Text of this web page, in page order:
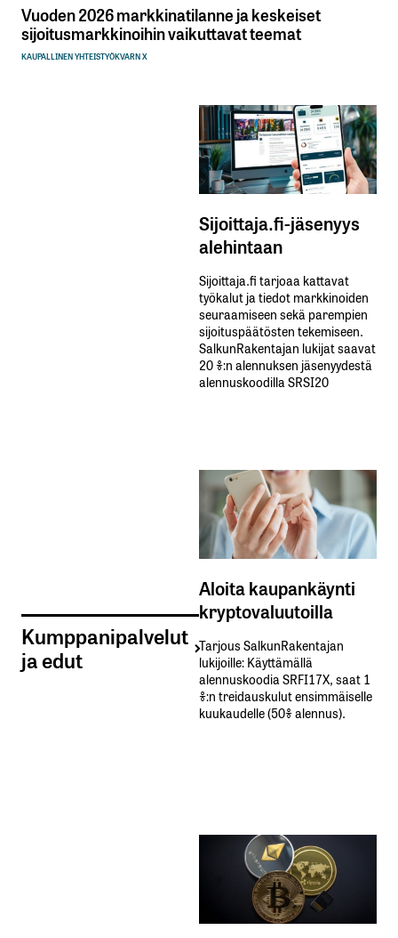
Vuoden 2026 markkinatilanne ja keskeiset
sijoitusmarkkinoihin vaikuttavat teemat
KAUPALLINEN YHTEISTYÖKVARN X
Kumppanipalvelut
ja edut
Sijoittaja.fi-jäsenyys
alehintaan
Sijoittaja.fi tarjoaa kattavat
työkalut ja tiedot markkinoiden
seuraamiseen sekä parempien
sijoituspäätösten tekemiseen.
SalkunRakentajan lukijat saavat
20 %:n alennuksen jäsenyydestä
alennuskoodilla SRSI20
Aloita kaupankäynti
kryptovaluutoilla
Tarjous SalkunRakentajan
lukijoille: Käyttämällä​ ​
alennuskoodia​ ​SRFI17X,​ ​saat​ ​1
%:n treidauskulut​ ​ensimmäiselle​ ​
kuukaudelle​ ​(50%​ ​alennus).